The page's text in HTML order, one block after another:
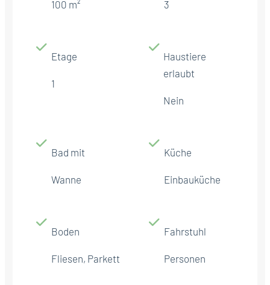
100 m² 3
Etage
1
Haustiere
erlaubt
Nein
Bad mit
Wanne
Küche
Einbauküche
Boden
Fliesen, Parkett
Fahrstuhl
Personen